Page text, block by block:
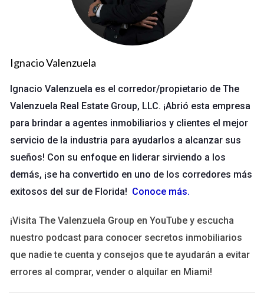
cómo Airbnb impacta en la venta de propiedades.
Impacto en el mercado inmobiliario
Airbnb ha creado un nuevo paradigma en el sector
sus propiedades a corto plazo, lo que puede aumentar
significativamente su rentabilidad. Este cambio ha llevado a un
aumento en los precios de las propiedades en algunas áreas,
ya que los inversores ven oportunidades donde antes no
existían. Sin embargo, también hay desventajas que deben
considerarse.
Caso 1: Propiedades en zonas turísticas
En ciudades turísticas como Barcelona o Cancún, el impacto
de Airbnb es evidente. Muchos propietarios han optado por
convertir sus viviendas en alojamientos temporales, lo que ha
elevado los precios del mercado inmobiliario. Por ejemplo, un
Ignacio Valenzuela
Ignacio Valenzuela es el corredor/propietario de The
Valenzuela Real Estate Group, LLC. ¡Abrió esta empresa
para brindar a agentes inmobiliarios y clientes el mejor
servicio de la industria para ayudarlos a alcanzar sus
sueños! Con su enfoque en liderar sirviendo a los
demás, ¡se ha convertido en uno de los corredores más
exitosos del sur de Florida! Conoce más.
¡Visita The Valenzuela Group en YouTube y escucha
nuestro podcast para conocer secretos inmobiliarios
que nadie te cuenta y consejos que te ayudarán a evitar
errores al comprar, vender o alquilar en Miami!